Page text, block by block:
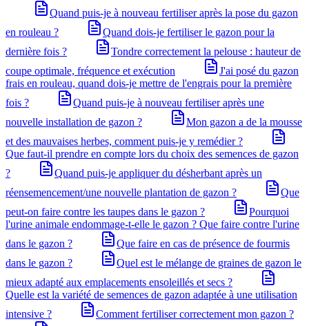
Quand puis-je à nouveau fertiliser après la pose du gazon
en rouleau ?
Quand dois-je fertiliser le gazon pour la
dernière fois ?
Tondre correctement la pelouse : hauteur de
coupe optimale, fréquence et exécution
J'ai posé du gazon
frais en rouleau, quand dois-je mettre de l'engrais pour la première
fois ?
Quand puis-je à nouveau fertiliser après une
nouvelle installation de gazon ?
Mon gazon a de la mousse
et des mauvaises herbes, comment puis-je y remédier ?
Que faut-il prendre en compte lors du choix des semences de gazon
?
Quand puis-je appliquer du désherbant après un
réensemencement/une nouvelle plantation de gazon ?
Que
peut-on faire contre les taupes dans le gazon ?
Pourquoi
l'urine animale endommage-t-elle le gazon ? Que faire contre l'urine
dans le gazon ?
Que faire en cas de présence de fourmis
dans le gazon ?
Quel est le mélange de graines de gazon le
mieux adapté aux emplacements ensoleillés et secs ?
Quelle est la variété de semences de gazon adaptée à une utilisation
intensive ?
Comment fertiliser correctement mon gazon ?